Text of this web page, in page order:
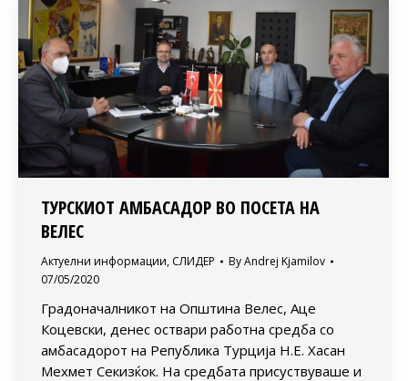
ТУРСКИОТ АМБАСАДОР ВО ПОСЕТА НА
ВЕЛЕС
Актуелни информации, СЛИДЕР ByAndrej Kjamilov
07/05/2020
Градоначалникот на Општина Велес, Аце
Коцевски, денес оствари работна средба со
амбасадорот на Република Турција Н.Е. Хасан
Мехмет Секизќок. На средбата присуствуваше и